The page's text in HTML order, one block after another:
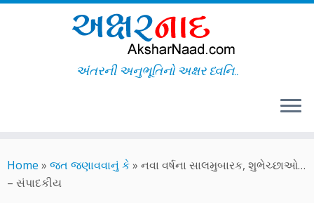
to
content
અંતરની અનુભૂતિનો અક્ષર ધ્વનિ..
Home » જત જણાવવાનું કે» નવા વર્ષના સાલમુબારક, શુભેચ્છાઓ…
– સંપાદકીય